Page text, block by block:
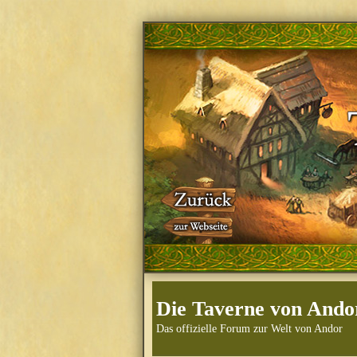
Die Taverne von
Das offizielle Forum zur Welt von Andor